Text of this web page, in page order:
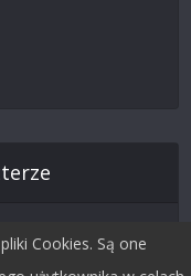
Cookies. Są one